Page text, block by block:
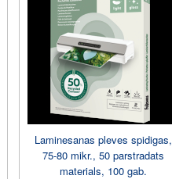
Laminesanas pleves spidigas,
75-80 mikr., 50 parstradats
materials, 100 gab.